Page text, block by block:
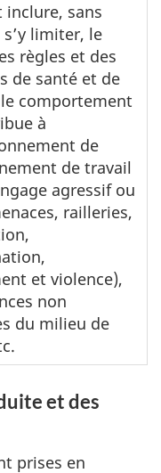
inclure, sans
limiter, le
règles et des
de santé et de
comportement
à
de
de travail
agressif ou
railleries,
et violence),
non
du milieu de
et des
prises en